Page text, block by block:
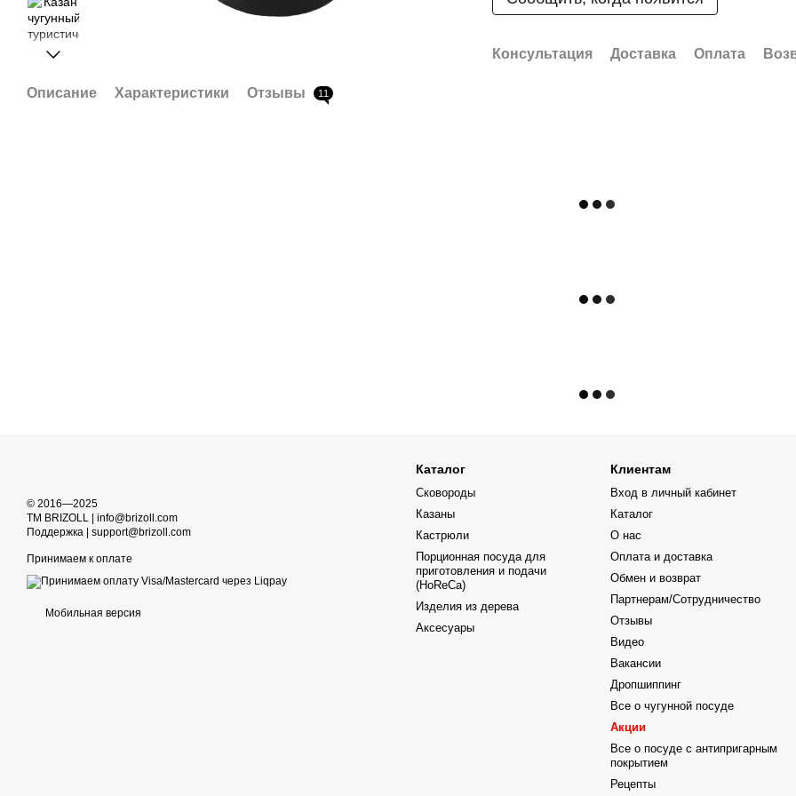
Описание Характеристики Отзывы 11
Консультация Доставка Оплата
© 2016—2025
TM BRIZOLL | info@brizoll.com
Поддержка | support@brizoll.com
Принимаем к оплате
Мобильная версия
Каталог
Сковороды
Казаны
Кастрюли
Порционная посуда для
приготовления и подачи
(HoReCa)
Изделия из дерева
Аксесуары
Клиентам
Вход в личный кабинет
Каталог
О нас
Оплата и доставка
Обмен и возврат
Партнерам/Сотрудничество
Отзывы
Видео
Вакансии
Дропшиппинг
Все о чугунной посуде
Акции
Все о посуде с антипригарным
покрытием
Рецепты